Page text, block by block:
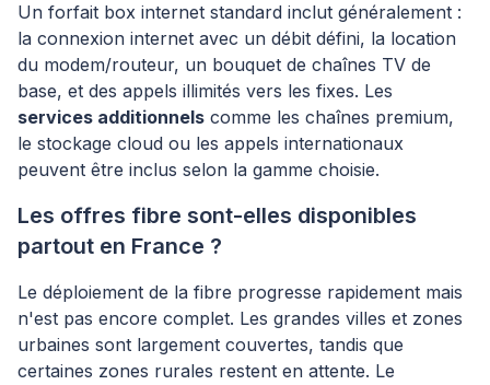
Un forfait box internet standard inclut généralement :
la connexion internet avec un débit défini, la location
du modem/routeur, un bouquet de chaînes TV de
base, et des appels illimités vers les fixes. Les
services additionnels comme les chaînes premium,
le stockage cloud ou les appels internationaux
peuvent être inclus selon la gamme choisie.
Les offres fibre sont-elles disponibles
partout en France ?
Le déploiement de la fibre progresse rapidement mais
n'est pas encore complet. Les grandes villes et zones
urbaines sont largement couvertes, tandis que
certaines zones rurales restent en attente. Le